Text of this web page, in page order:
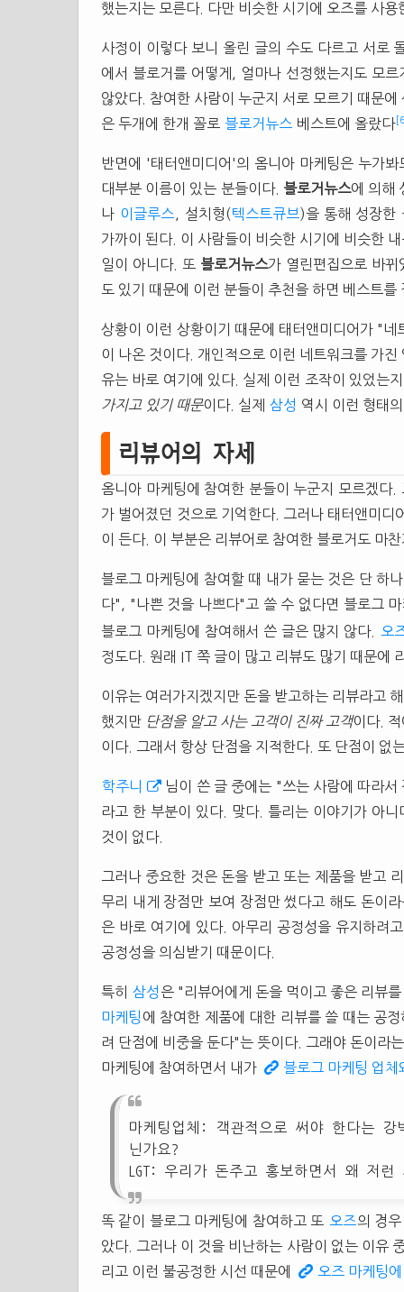
했는지는 모른다. 다만 비슷한 시기에 오즈를 사
사정이 이렇다 보니 올린 글의 수도 다르고 서로
에서 블로거를 어떻게, 얼마나 선정했는지도 모
않았다. 참여한 사람이 누군지 서로 모르기 때문
은 두개에 한개 꼴로 블로거뉴스 베스트에 올랐다
반면에 '태터앤미디어'의 옴니아 마케팅은 누가
대부분 이름이 있는 분들이다. 블로거뉴스에 의해
나 이글루스 , 설치형(텍스트큐브 )을 통해 성장한
가까이 된다. 이 사람들이 비슷한 시기에 비슷한
일이 아니다. 또 블로거뉴스가 열린편집으로 바
도 있기 때문에 이런 분들이 추천을 하면 베스트를
상황이 이런 상황이기 때문에 태터앤미디어가 "
이 나온 것이다. 개인적으로 이런 네트워크를 가
유는 바로 여기에 있다. 실제 이런 조작이 있었는
가지고 있기 때문이다. 실제 삼성 역시 이런 형태
리뷰어의 자세
옴니아 마케팅에 참여한 분들이 누군지 모르겠다
가 벌어졌던 것으로 기억한다. 그러나 태터앤미
이 든다. 이 부분은 리뷰어로 참여한 블로거도 마
블로그 마케팅에 참여할 때 내가 묻는 것은 단 하
다", "나쁜 것을 나쁘다"고 쓸 수 없다면 블로그
블로그 마케팅에 참여해서 쓴 글은 많지 않다.
오
정도다. 원래 IT 쪽 글이 많고 리뷰도 많기 때문에
이유는 여러가지겠지만 돈을 받고하는 리뷰라고
했지만 단점을 알고 사는 고객이 진짜 고객이다. 적
이다. 그래서 항상 단점을 지적한다. 또 단점이 없
학주니
님이 쓴 글 중에는 "쓰는 사람에 따라
라고 한 부분이 있다. 맞다. 틀리는 이야기가 아
것이 없다.
그러나 중요한 것은 돈을 받고 또는 제품을 받고
무리 내게 장점만 보여 장점만 썼다고 해도 돈이
은 바로 여기에 있다. 아무리 공정성을 유지하려
공정성을 의심받기 때문이다.
특히 삼성 은 "리뷰어에게 돈을 먹이고 좋은 리뷰
마케팅 에 참여한 제품에 대한 리뷰를 쓸 때는 공
려 단점에 비중을 둔다"는 뜻이다. 그래야 돈이라
마케팅에 참여하면서 내가
블로그 마케팅 업
마케팅업체: 객관적으로 써야 한다는
닌가요?
LGT: 우리가 돈주고 홍보하면서 왜 저
똑 같이 블로그 마케팅에 참여하고 또 오즈의 경
았다. 그러나 이 것을 비난하는 사람이 없는 이유
리고 이런 불공정한 시선 때문에
오즈 마케팅